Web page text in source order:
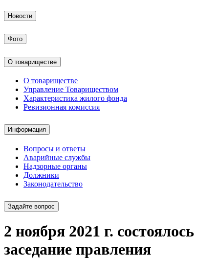
Новости
Фото
О товариществе
О товариществе
Управление Товариществом
Характеристика жилого фонда
Ревизионная комиссия
Информация
Вопросы и ответы
Аварийные службы
Надзорные органы
Должники
Законодательство
Задайте вопрос
2 ноября 2021 г. состоялось
заседание правления